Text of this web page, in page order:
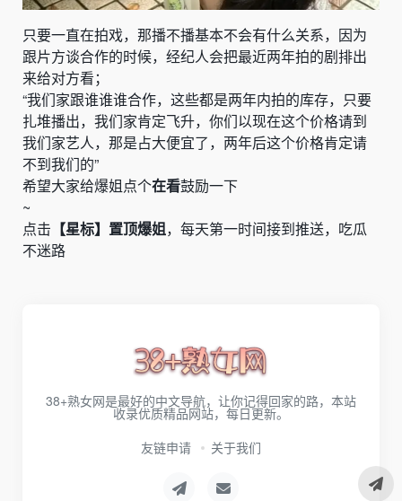
只要一直在拍戏，那播不播基本不会有什么关系，因为
跟片方谈合作的时候，经纪人会把最近两年拍的剧排出
来给对方看；
“我们家跟谁谁谁合作，这些都是两年内拍的库存，只要
扎堆播出，我们家肯定飞升，你们以现在这个价格请到
我们家艺人，那是占大便宜了，两年后这个价格肯定请
不到我们的”
希望大家给爆姐点个在看鼓励一下
~
点击 【星标】置顶爆姐，每天第一时间接到推送，吃瓜
不迷路
38+熟女网是最好的中文导航，让你记得回家的路，本站
收录优质精品网站，每日更新。
友链申请
关于我们